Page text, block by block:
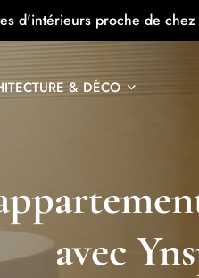
d'intérieurs proche de chez
& DÉCO
avec